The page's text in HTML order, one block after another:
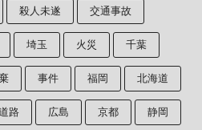
殺人未遂 交通事故
埼玉 火災 千葉
事件 福岡 北海道
路 広島 京都 静岡